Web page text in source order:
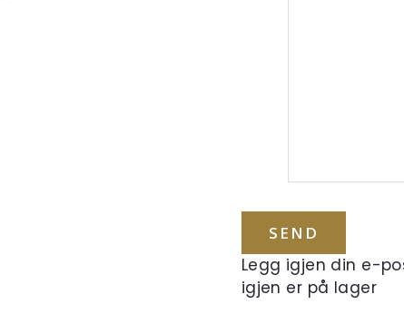
Legg igjen din e-
igjen er på lager